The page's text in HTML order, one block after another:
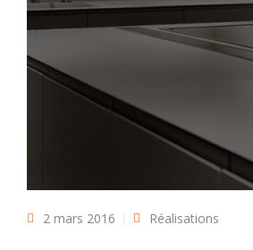
2 mars 2016 Réalisations